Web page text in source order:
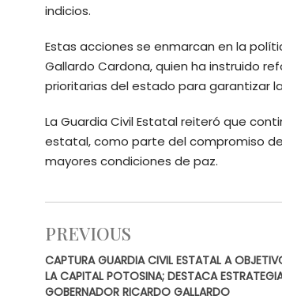
indicios.
Estas acciones se enmarcan en la
Gallardo Cardona, quien ha instruido
prioritarias del estado para garantizar
La Guardia Civil Estatal reiteró que
estatal, como parte del compromiso
mayores condiciones de paz.
PREVIOUS
CAPTURA GUARDIA CIVIL ESTATAL A
LA CAPITAL POTOSINA; DESTACA
GOBERNADOR RICARDO GALLARDO